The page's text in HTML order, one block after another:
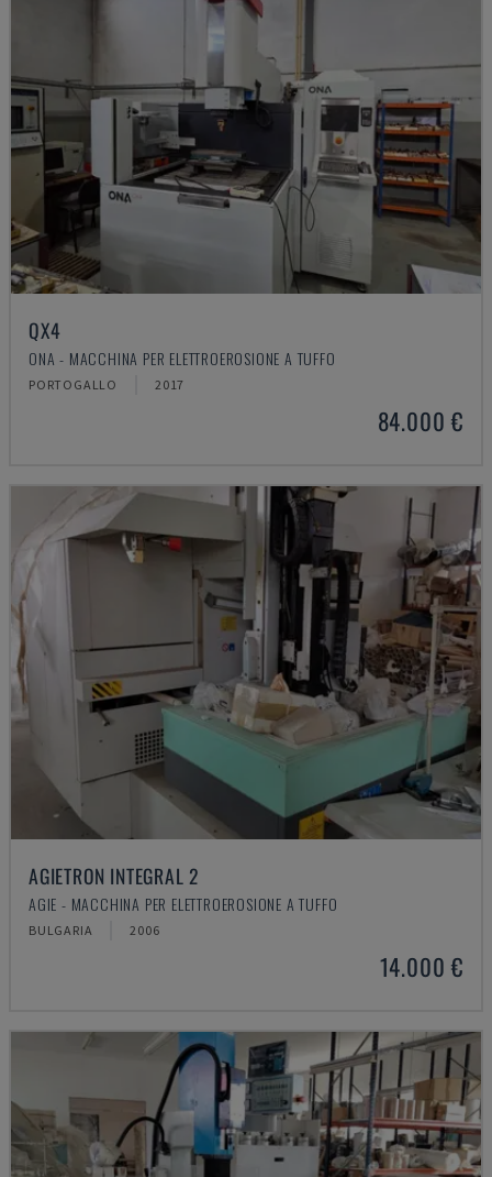
QX4
ONA - MACCHINA PER ELETTROEROSIONE A TUFFO
PORTOGALLO 2017
84.000 €
AGIETRON INTEGRAL 2
AGIE - MACCHINA PER ELETTROEROSIONE A TUFFO
BULGARIA 2006
14.000 €